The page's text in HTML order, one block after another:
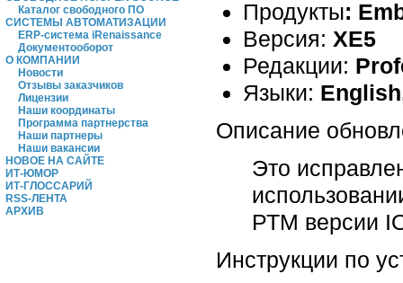
Каталог свободного ПО
СИСТЕМЫ АВТОМАТИЗАЦИИ
ERP-система iRenaissance
Документооборот
О КОМПАНИИ
Новости
Отзывы заказчиков
Лицензии
Наши координаты
Программа партнерства
Наши партнеры
Наши вакансии
НОВОЕ НА САЙТЕ
ИТ-ЮМОР
ИТ-ГЛОССАРИЙ
RSS-ЛЕНТА
АРХИВ
Продукты:
Версия: XE5
Редакции:
Языки:
Описание
Это
РТМ версии
Инструкции по